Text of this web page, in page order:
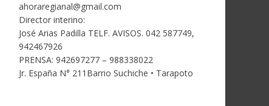
ahoraregianal@gmail.com
Director interino:
José Arias Padilla TELF. AVISOS. 042 587749,
942467926
PRENSA: 942697277 – 988338022
Jr. España N° 211Barrio Suchiche • Tarapoto